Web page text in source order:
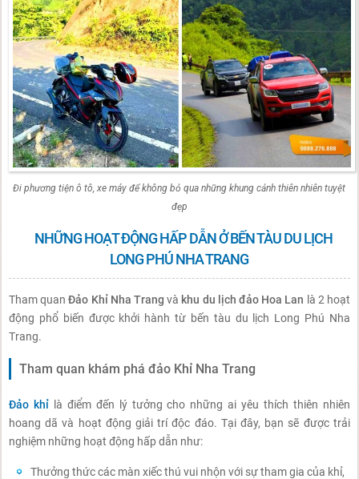
Đi phương tiện ô tô, xe máy để không bỏ qua những khung cảnh thiên nhiên tuyệt
đẹp
NHỮNG HOẠT ĐỘNG HẤP DẪN Ở BẾN TÀU DU LỊCH
LONG PHÚ NHA TRANG
Tham quanĐảo Khỉ Nha Trang và khu du lịch đảo Hoa Lan là 2 hoạt
động phổ biến được khởi hành từ bến tàu du lịch Long Phú Nha
Trang.
Tham quan khám phá đảo Khỉ Nha Trang
Đảo khỉ là điểm đến lý tưởng cho những ai yêu thích thiên nhiên
hoang dã và hoạt động giải trí độc đáo. Tại đây, bạn sẽ được trải
nghiệm những hoạt động hấp dẫn như:
Thưởng thức các màn xiếc thú vui nhộn với sự tham gia của khỉ,